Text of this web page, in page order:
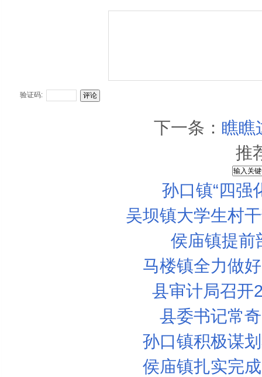
验证码:
下一条： 瞧瞧
推
孙口镇“四强
吴坝镇大学生村
侯庙镇提前
马楼镇全力做
县审计局召开
县委书记常
孙口镇积极谋
侯庙镇扎实完